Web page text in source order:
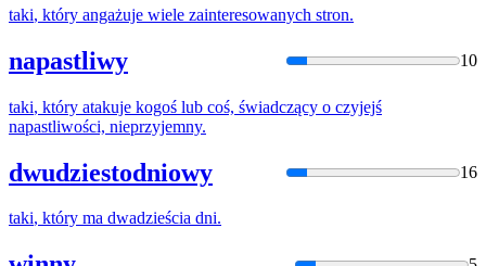
taki, który angażuje wiele zainteresowanych stron.
napastliwy 10
taki, który atakuje kogoś lub coś, świadczący o czyjejś
napastliwości, nieprzyjemny.
dwudziestodniowy 16
taki, który ma dwadzieścia dni.